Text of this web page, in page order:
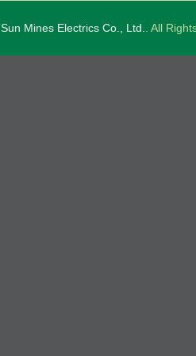
Sun Mines Electrics Co., Ltd.. All